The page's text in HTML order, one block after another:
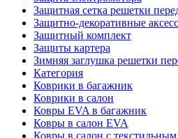
Защитная сетка решетки
Защитно-декоративные
Защитный комплект
Защиты картера
Зимняя заглушка решетки
Категория
Коврики в багажник
Коврики в салон
Ковры EVA в багажник
Ковры в салон EVA
Ковры в салон с